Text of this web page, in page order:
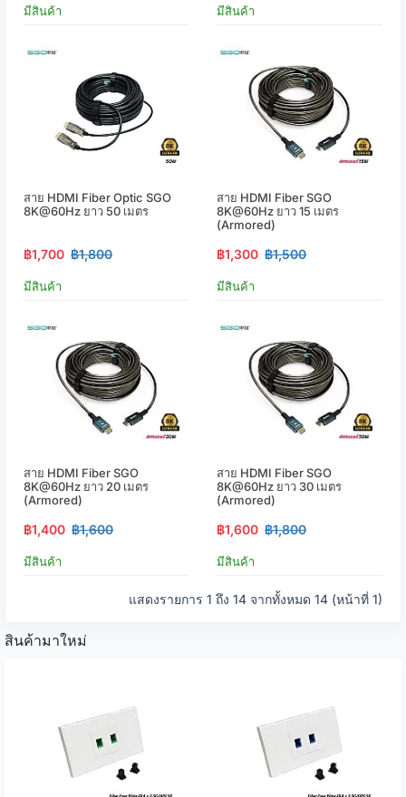
มีสินค้า มีสินค้า
สาย HDMI Fiber Optic SGO
8K@60Hz ยาว 50 เมตร
฿1,700 ฿1,800
มีสินค้า
สาย HDMI Fiber SGO
8K@60Hz ยาว 15 เมตร
(Armored)
฿1,300 ฿1,500
มีสินค้า
สาย HDMI Fiber SGO
8K@60Hz ยาว 20 เมตร
(Armored)
฿1,400 ฿1,600
มีสินค้า
สาย HDMI Fiber SGO
8K@60Hz ยาว 30 เมตร
(Armored)
฿1,600 ฿1,800
มีสินค้า
แสดงรายการ 1 ถึง 14 จากทั้งหมด 14 (หน้าที่ 1)
สินค้ามาใหม่